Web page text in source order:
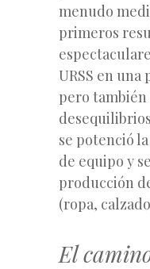
menudo
primeros
URSS en
pero
se potenció
de equipo y
producción
(ropa,
El